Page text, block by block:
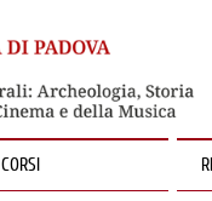
CORSI